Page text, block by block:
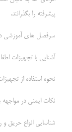
پیشرفته را بگذرانند.
سرفصل های آموزشی
آشنایی با تجهیزات
نحوه استفاده از
نکات ایمنی در مواجهه
شناسایی انواع حریق و